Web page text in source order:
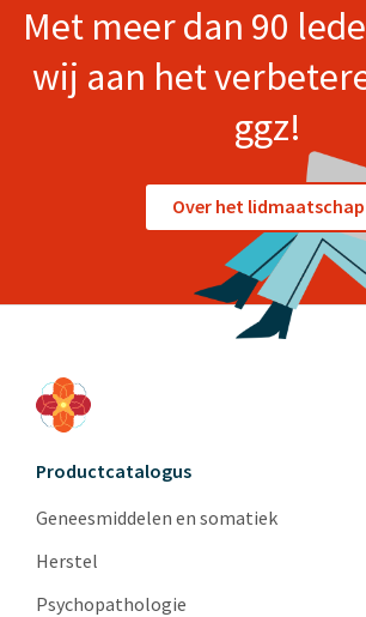
Met meer dan 90
wij aan het
ggz!
Over het lidmaatschap
Productcatalogus
Geneesmiddelen en somatiek
Herstel
Psychopathologie